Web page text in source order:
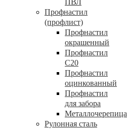
ПВЛ
Профнастил
(профлист)
Профнастил
окрашенный
Профнастил
С20
Профнастил
оцинкованный
Профнастил
для забора
Металлочерепица
Рулонная сталь